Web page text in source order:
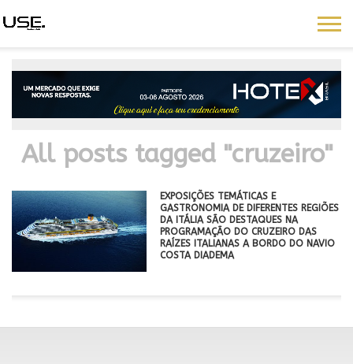
All posts tagged "cruzeiro"
EXPOSIÇÕES TEMÁTICAS E
GASTRONOMIA DE DIFERENTES REGIÕES
DA ITÁLIA SÃO DESTAQUES NA
PROGRAMAÇÃO DO CRUZEIRO DAS
RAÍZES ITALIANAS A BORDO DO NAVIO
COSTA DIADEMA